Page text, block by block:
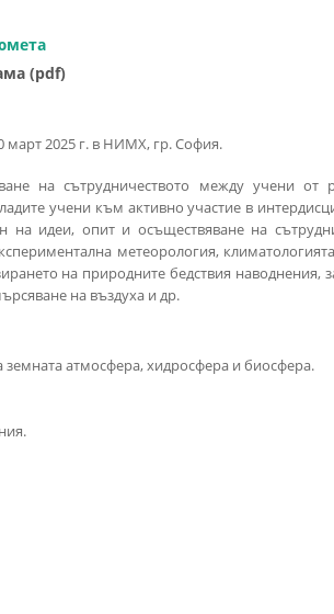
(pdf)
март 2025 г. в НИМХ, гр. София.
на сътрудничеството между учени от
учени към активно участие в
идеи, опит и осъществяване на
метеорология,
на природните бедствия
на въздуха и др.
атмосфера, хидросфера и биосфера.